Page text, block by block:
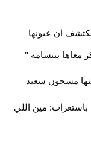
ان عيونها
ببتسامه "
مسجون سعيد
باستغراب: مين اللي